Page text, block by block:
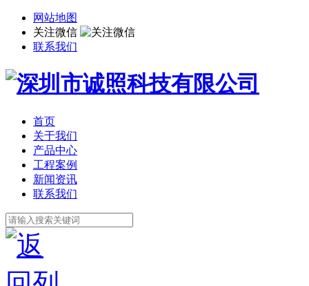
网站地图
关注微信
联系我们
首页
关于我们
产品中心
工程案例
新闻资讯
联系我们